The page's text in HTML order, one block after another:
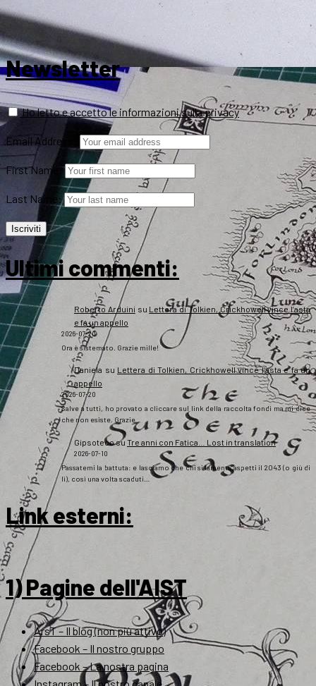
Newsletter
Ho letto e accetto le informazioni sulla privacy
Email Address:
First Name:
Last Name:
Ultimi commenti:
Roberto Arduini su Lettera di Tolkien, Crickhowell vince l’asta
e fa un appello
2026-07-20
Ora è sistemato. Grazie mille!
Daniela su Lettera di Tolkien, Crickhowell vince l’asta e fa un
appello
2026-07-20
Salve a tutti, ho provato a cliccare sul link della raccolta fondi ma mi dice
che non esiste. Grazie
Gipsotecosu Tre anni con Fatica… Lost in translation
2026-07-10
Passatemi la battuta: e lasciamo che chi si lamenta aspetti il 2043 (o giù di
lì), così una volta scaduti…
Link esterni:
1) Pagine dell'AIST
ArsT – Il blog (non più attivo)
Facebook – Il nostro gruppo
Facebook – La nostra pagina